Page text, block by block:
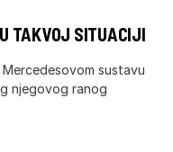
TAKVOJ SITUACIJI
sustavu
njegovog ranog